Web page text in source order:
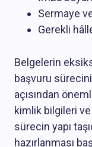
Sermaye
Gerekli
Belgelerin
başvuru
açısından
kimlik bilgileri
sürecin yapı
hazırlanması